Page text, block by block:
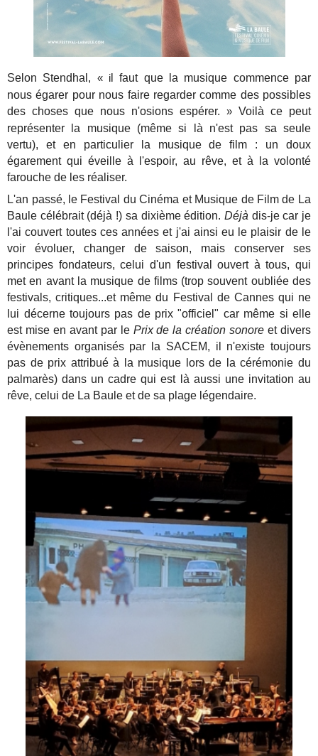
Selon Stendhal, « i l faut que la musique commence par
nous égarer pour nous faire regarder comme des possibles
des choses que nous n'osions espérer. » Voilà ce peut
représenter la musique (même si là n'est pas sa seule
vertu), et en particulier la musique de film : un doux
égarement qui éveille à l'espoir, au rêve, et à la volonté
farouche de les réaliser.
L'an passé, le Festival du Cinéma et Musique de Film de La
Baule célébrait (déjà !) sa dixième édition. Déjà dis-je car je
l'ai couvert toutes ces années et j'ai ainsi eu le plaisir de le
voir évoluer, changer de saison, mais conserver ses
principes fondateurs, celui d'un festival ouvert à tous, qui
met en avant la musique de films (trop souvent oubliée des
festivals, critiques...et même du Festival de Cannes qui ne
lui décerne toujours pas de prix "officiel" car même si elle
est mise en avant par le Prix de la création sonore et divers
évènements organisés par la SACEM, il n'existe toujours
pas de prix attribué à la musique lors de la cérémonie du
palmarès) dans un cadre qui est là aussi une invitation au
rêve, celui de La Baule et de sa plage légendaire.